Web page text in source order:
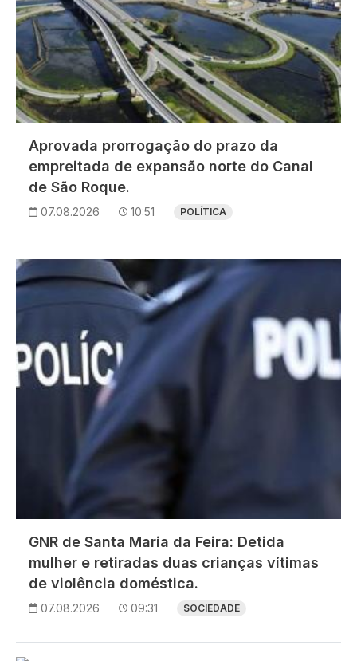
Aprovada prorrogação do prazo da
empreitada de expansão norte do Canal
de São Roque.
07.08.2026 10:51 POLÍTICA
Imagem
GNR de Santa Maria da Feira: Detida
mulher e retiradas duas crianças vítimas
de violência doméstica.
07.08.2026 09:31 SOCIEDADE